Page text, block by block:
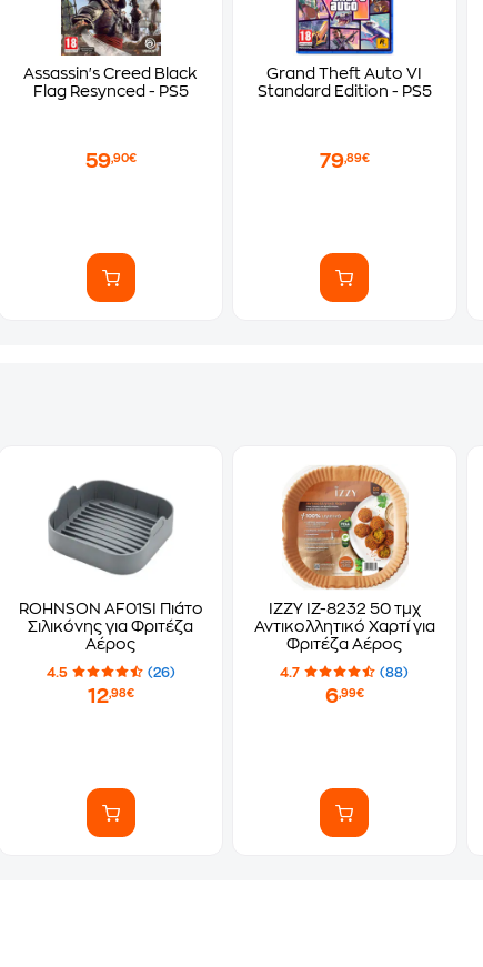
Assassin's Creed Black
Flag Resynced - PS5
59,90€
Grand Theft Auto VI
Standard Edition - PS5
79,89€
ROHNSON AF01SI Πιάτο
Σιλικόνης για Φριτέζα
Αέρος
4.5 (26)
12,98€
IZZY IZ-8232 50 τμχ
Αντικολλητικό Χαρτί για
Φριτέζα Αέρος
4.7 (88)
6,99€